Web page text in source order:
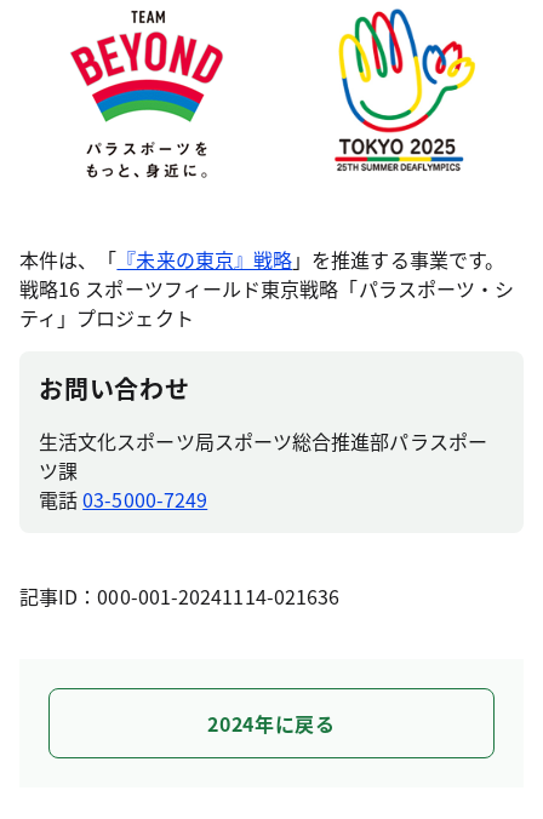
本件は、「 『未来の東京』戦略」を推進する事業です。
戦略16 スポーツフィールド東京戦略「パラスポーツ・シ
ティ」プロジェクト
お問い合わせ
生活文化スポーツ局スポーツ総合推進部パラスポー
ツ課
電話03-5000-7249
記事ID：000-001-20241114-021636
2024年に戻る